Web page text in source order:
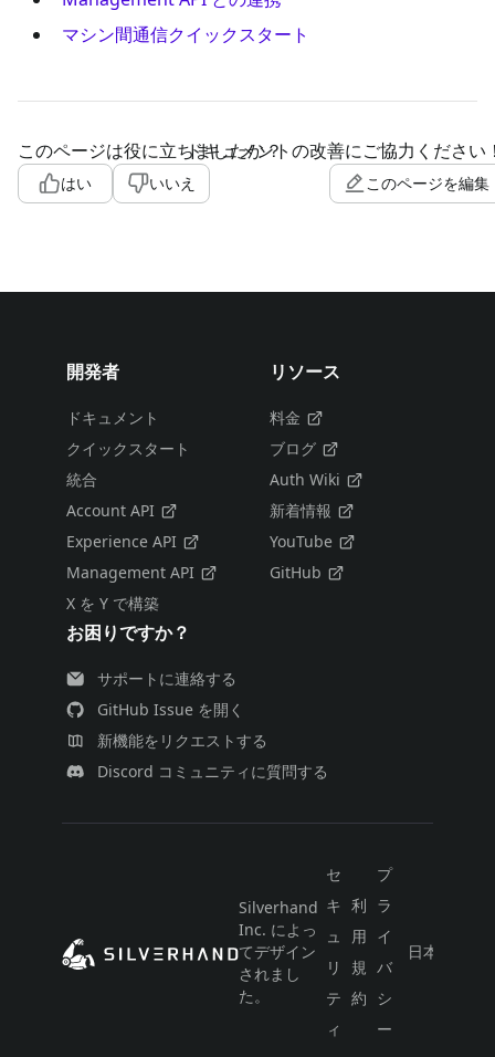
マシン間通信クイックスタート
このページは役に立ちましたか？
はい いいえ
ドキュメントの改善にご協力ください
このページを編集
開発者
ドキュメント
クイックスタート
統合
Account API
Experience API
Management API
X を Y で構築
リソース
料金
ブログ
Auth Wiki
新着情報
YouTube
GitHub
お困りですか？
サポートに連絡する
GitHub Issue を開く
新機能をリクエストする
Discord コミュニティに質問する
Silverhand
Inc. によっ
てデザイン
されまし
た。
セ
キ
ュ
リ
テ
ィ
利
用
規
約
プ
ラ
イ
バ
シ
ー
日本語